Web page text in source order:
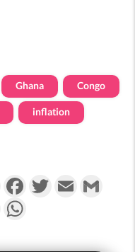
Ghana Congo
inflation
PartagerFacebookTwitterEmail
Messenger